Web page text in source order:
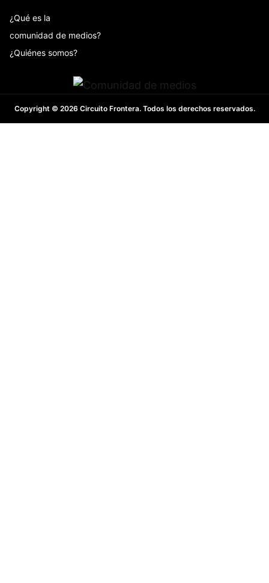
¿Qué es la
comunidad de medios?
¿Quiénes somos?
Copyright © 2026 Circuito Frontera. Todos los derechos reservados.